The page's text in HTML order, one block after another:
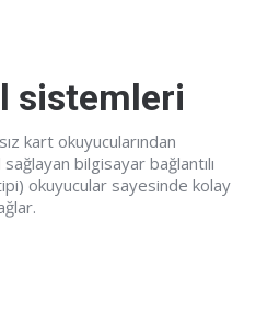
sistemleri
kart okuyucularından
bilgisayar bağlantılı
okuyucular sayesinde kolay